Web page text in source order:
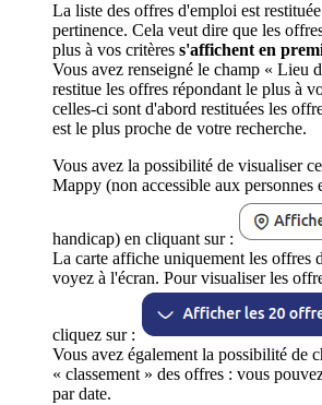
La liste des offres d'emploi est
pertinence. Cela veut dire que les
plus à vos critères s'affichent en
Vous avez renseigné le champ « Lieu
restitue les offres répondant le plus à
celles-ci sont d'abord restituées les
est le plus proche de votre recherche.
Vous avez la possibilité de visualiser
Mappy (non accessible aux personnes
handicap) en cliquant sur :
La carte affiche uniquement les offres
voyez à l'écran. Pour visualiser les
cliquez sur :
Vous avez également la possibilité de
« classement » des offres : vous
par date.